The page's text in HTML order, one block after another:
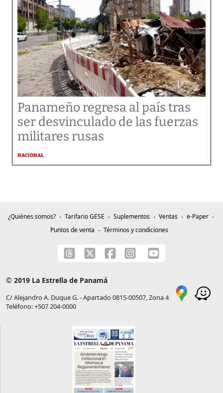
Panameño regresa al país tras
ser desvinculado de las fuerzas
militares rusas
NACIONAL
¿Quiénes somos? Tarifario GESE Suplementos Ventas
e-Paper
Puntos de venta
Términos y condiciones
© 2019 La Estrella de Panamá
C/ Alejandro A. Duque G. - Apartado 0815-00507, Zona 4
Teléfono: +507 204-0000